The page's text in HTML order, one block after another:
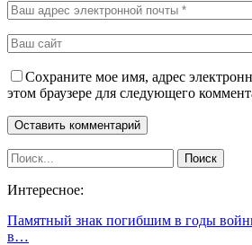
Сохраните мое имя, адрес
этом браузере для следующего
Интересное:
Памятный знак погибшим в годы
в…